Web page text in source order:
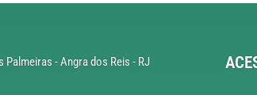
Palmeiras - Angra dos Reis - RJ